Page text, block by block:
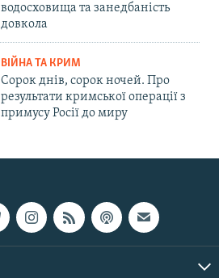
водосховища та занедбаність
довкола
ВІЙНА ТА КРИМ
Сорок днів, сорок ночей. Про
результати кримської операції з
примусу Росії до миру